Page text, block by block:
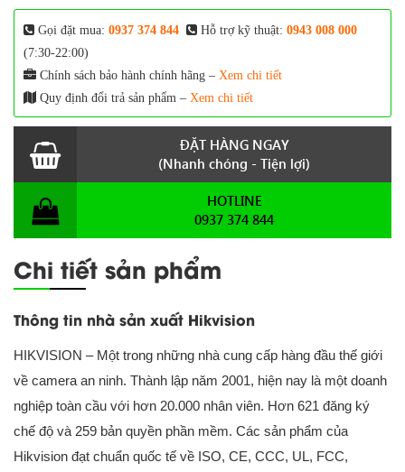
Gọi đặt mua: 0937 374 844 Hỗ trợ kỹ thuật: 0943 008 000
(7:30-22:00)
Chính sách bảo hành chính hãng – Xem chi tiết
Quy định đổi trả sản phẩm – Xem chi tiết
ĐẶT HÀNG NGAY
(Nhanh chóng - Tiện lợi)
HOTLINE
0937 374 844
Chi tiết sản phẩm
Thông tin nhà sản xuất Hikvision
HIKVISION – Một trong những nhà cung cấp hàng đầu thế giới
về camera an ninh. Thành lập năm 2001, hiện nay là một doanh
nghiệp toàn cầu với hơn 20.000 nhân viên. Hơn 621 đăng ký
chế độ và 259 bản quyền phần mềm. Các sản phẩm của
Hikvision đạt chuẩn quốc tế về ISO, CE, CCC, UL, FCC,